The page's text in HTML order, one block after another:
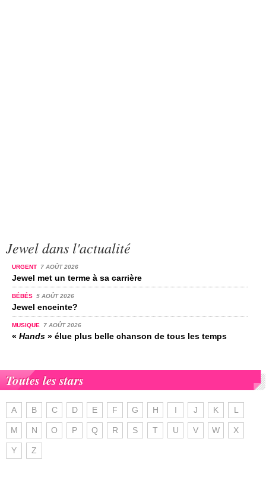
Jewel dans l'actualité
URGENT 7 AOÛT 2026
Jewel met un terme à sa carrière
BÉBÉS 5 AOÛT 2026
Jewel enceinte?
MUSIQUE 7 AOÛT 2026
« Hands » élue plus belle chanson de tous les temps
Toutes les stars
A B C D E F G H I J K L
M N O P Q R S T U V W X
Y Z